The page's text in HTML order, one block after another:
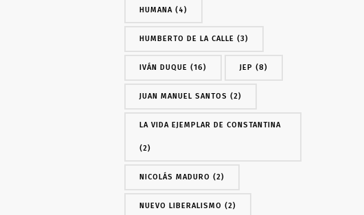
HUMANA(4)
HUMBERTO DE LA CALLE (3)
IVÁN DUQUE (16) JEP (8)
JUAN MANUEL SANTOS (2)
LA VIDA EJEMPLAR DE CONSTANTINA
(2)
NICOLÁS MADURO (2)
NUEVO LIBERALISMO (2)